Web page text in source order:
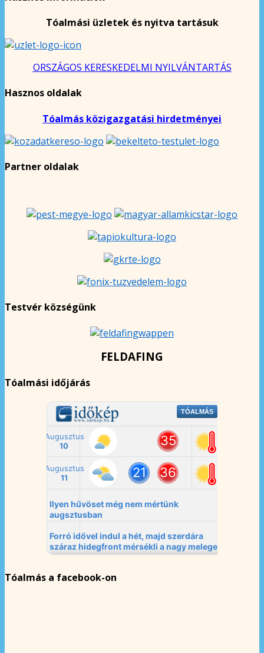
Tóalmási üzletek és nyitva tartásuk
ORSZÁGOS KERESKEDELMI NYILVÁNTARTÁS
Hasznos oldalak
Tóalmás közigazgatási hirdetményei
Partner oldalak
Testvér községünk
FELDAFING
Tóalmási időjárás
Tóalmás a facebook-on